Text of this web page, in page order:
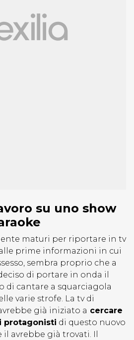
su uno show
maturi per riportare in tv
prime informazioni in cui
sembra proprio che a
di portare in onda il
di cantare a squarciagola
varie strofe. La tv di
già iniziato a cercare
protagonisti di questo nuovo
avrebbe già trovati. Il